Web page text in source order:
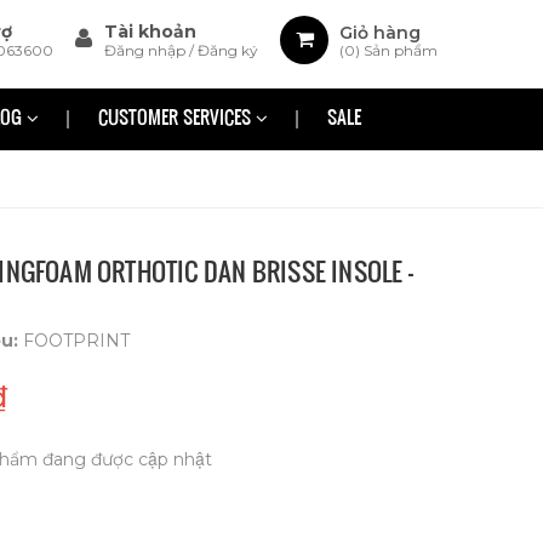
Giỏ hàng
(0) Sản phẩm
Tài khoản
Đăng nhập /Đăng ký
CUSTOMER SERVICES SALE
ORTHOTIC DAN BRISSE INSOLE -
FOOTPRINT
đang được cập nhật